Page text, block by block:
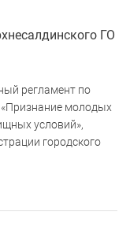
ГО
регламент по
молодых
условий»,
городского